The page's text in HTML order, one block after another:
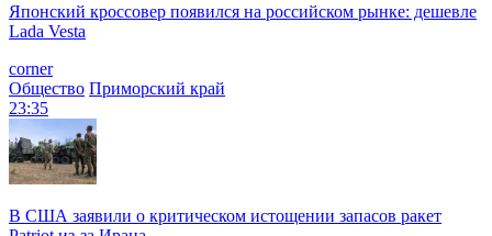
Японский кроссовер появился на российском рынке: дешевле
Lada Vesta
corner
Общество Приморский край
23:35
В США заявили о критическом истощении запасов ракет